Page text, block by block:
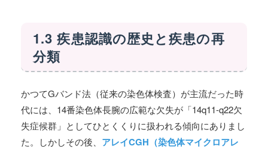
1.3 疾患認識の歴史と疾患の再
分類
かつてGバンド法（従来の染色体検査）が主流だった時
代には、14番染色体長腕の広範な欠失が「14q11-q22欠
失症候群」としてひとくくりに扱われる傾向にありまし
た。しかしその後、 アレイCGH（染色体マイクロアレ